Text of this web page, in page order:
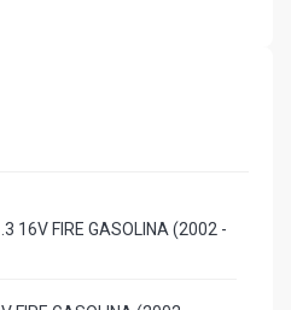
16V FIRE GASOLINA (2002 -